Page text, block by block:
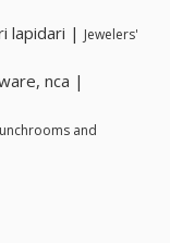
lapidari | Jewelers'
nca |
and